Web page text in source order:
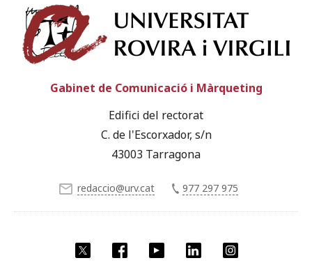
Facebook YouTube LinkedIn
Gabinet de Comunicació i Màrqueting
Edifici del rectorat
C. de l'Escorxador, s/n
43003 Tarragona
redaccio@urv.cat 977 297 975